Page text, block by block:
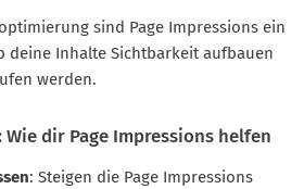
sind Page Impressions ein
deine Inhalte Sichtbarkeit aufbauen
werden.
Wie dir Page Impressions helfen
: Steigen die Page Impressions